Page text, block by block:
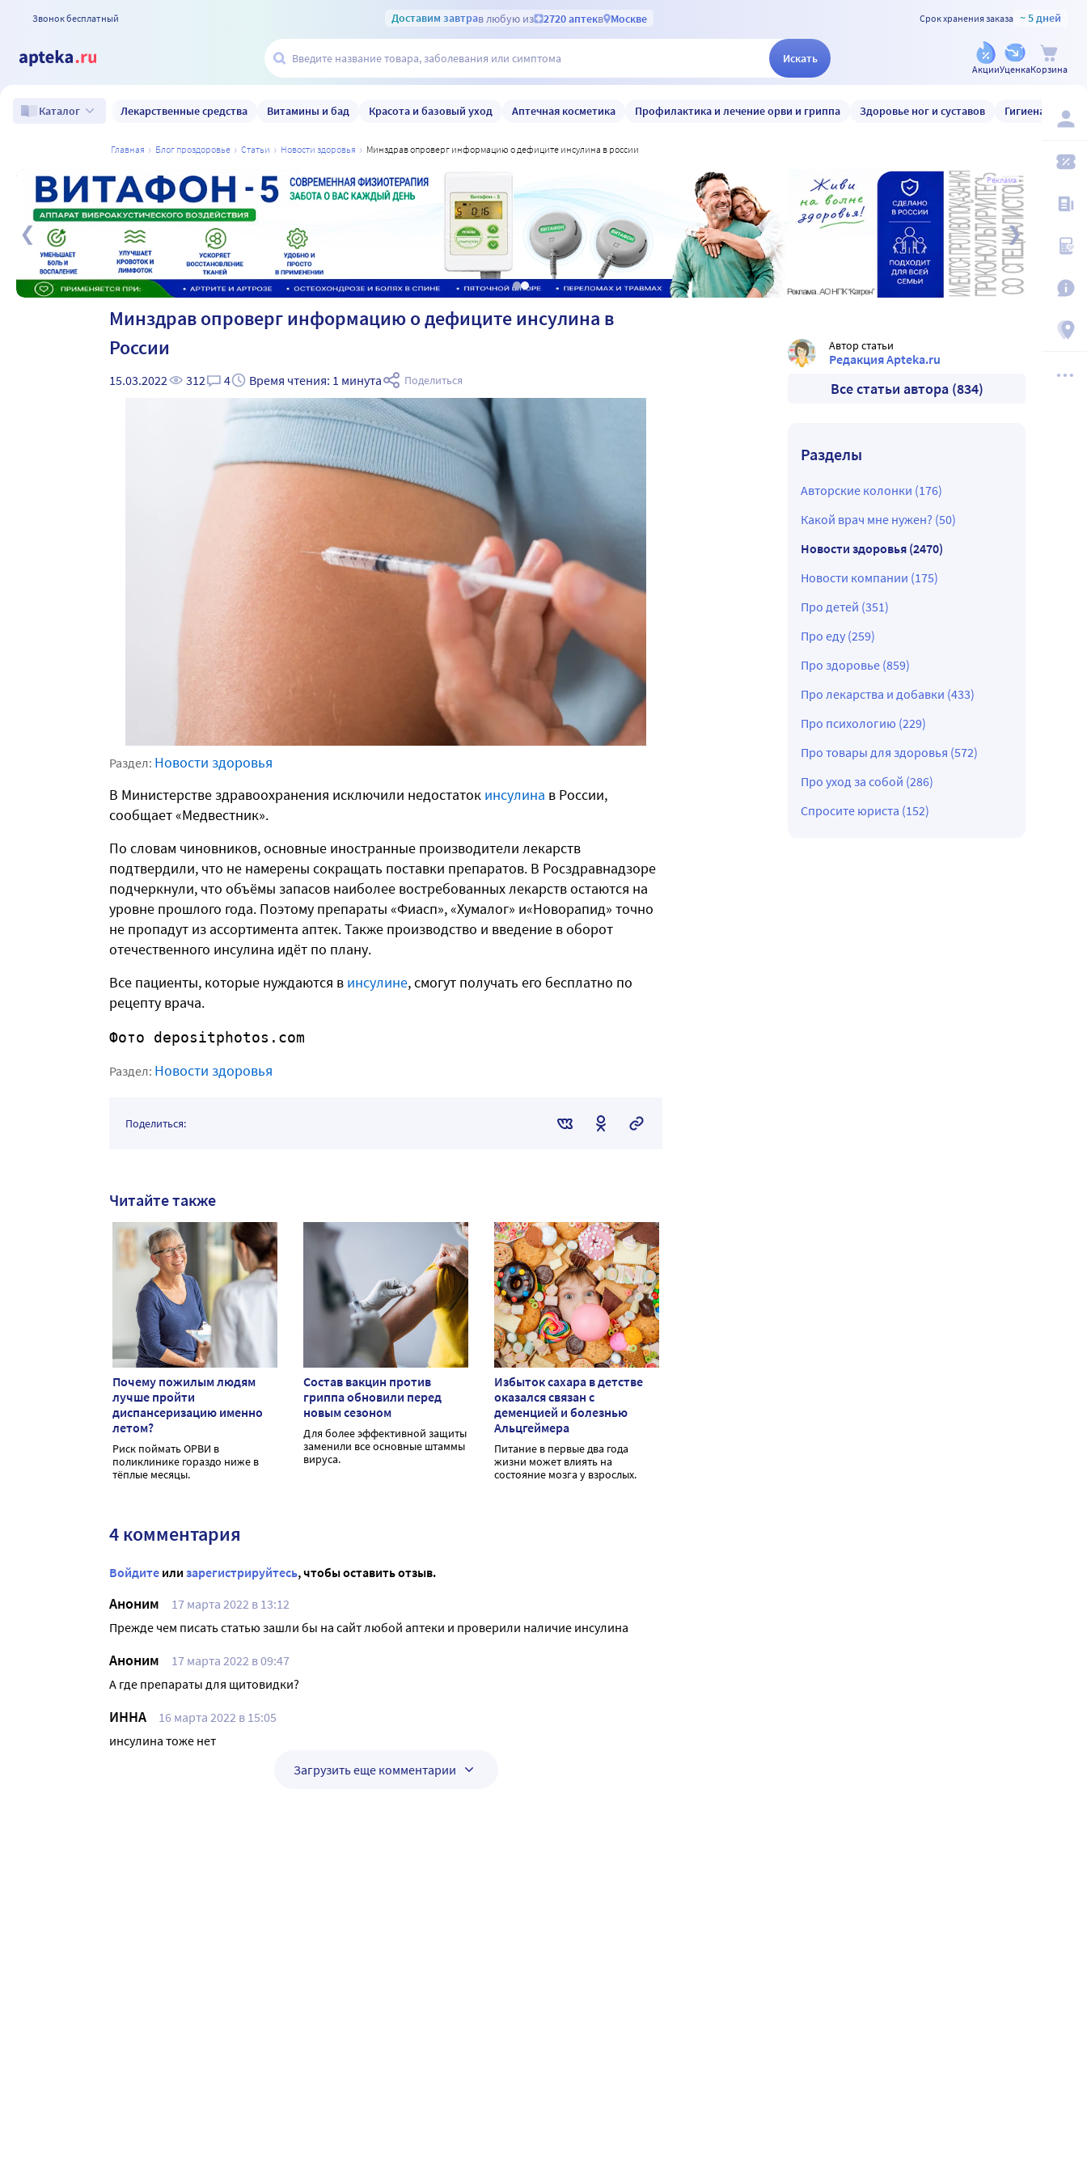
Звонок бесплатный Доставим завтрав любую из 2720 аптекв Москве Срок хранения заказа ~ 5 дней
Искать
АкцииУценкаКорзина
Каталог Лекарственные средства Витамины и бад Красота и базовый уход Аптечная косметика Профилактика и лечение орви и гриппа Здоровье ног и суставов Гигиена и уход
главная блог проздоровье статьи новости здоровья минздрав опроверг информацию о дефиците инсулина в россии
Реклама
Минздрав опроверг информацию о дефиците инсулина в
России
15.03.2022 312 4 Время чтения: 1 минута Поделиться
Раздел: Новости здоровья
В Министерстве здравоохранения исключили недостаток инсулина в России,
сообщает «Медвестник».
По словам чиновников, основные иностранные производители лекарств
подтвердили, что не намерены сокращать поставки препаратов. В Росздравнадзоре
подчеркнули, что объёмы запасов наиболее востребованных лекарств остаются на
уровне прошлого года. Поэтому препараты «Фиасп», «Хумалог» и«Новорапид» точно
не пропадут из ассортимента аптек.Также производство и введение в оборот
отечественного инсулина идёт по плану.
Все пациенты, которые нуждаются в инсулине, смогут получать его бесплатно по
рецепту врача.
Фото depositphotos.com
Раздел: Новости здоровья
Поделиться:
Читайте также
Почему пожилым людям
лучше пройти
диспансеризацию именно
летом?
Риск поймать ОРВИ в
поликлинике гораздо ниже в
тёплые месяцы.
Состав вакцин против
гриппа обновили перед
новым сезоном
Для более эффективной защиты
заменили все основные штаммы
вируса.
Избыток сахара в детстве
оказался связан с
деменцией и болезнью
Альцгеймера
Питание в первые два года
жизни может влиять на
состояние мозга у взрослых.
4 комментария
Войдите или зарегистрируйтесь, чтобы оставить отзыв.
Аноним
17 марта 2022 в 13:12
Прежде чем писать статью зашли бы на сайт любой аптеки и проверили наличие инсулина
Аноним
17 марта 2022 в 09:47
А где препараты для щитовидки?
ИННА
16 марта 2022 в 15:05
инсулина тоже нет
Загрузить еще комментарии
Автор статьи
Редакция Apteka.ru
Все статьи автора (834)
Разделы
Авторские колонки (176)
Какой врач мне нужен? (50)
Новости здоровья (2470)
Новости компании (175)
Про детей (351)
Про еду (259)
Про здоровье (859)
Про лекарства и добавки (433)
Про психологию (229)
Про товары для здоровья (572)
Про уход за собой (286)
Спросите юриста (152)